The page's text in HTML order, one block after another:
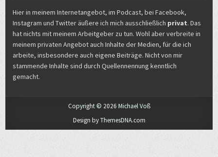
Hier in meinem Internetangebot, im Podcast, bei Facebook,
Instagram und Twitter äußere ich mich ausschließlich privat. Das
hat nichts mit meinem Arbeitgeber zu tun. Wohl aber verbreite in
meinem privaten Angebot auch Inhalte der Medien, für die ich
arbeite, insbesondere auch eigene Beiträge. Nicht von mir
stammende Inhalte sind durch Quellennennung kenntlich
gemacht.
Copyright © 2026 Michael Voß
Design by ThemesDNA.com